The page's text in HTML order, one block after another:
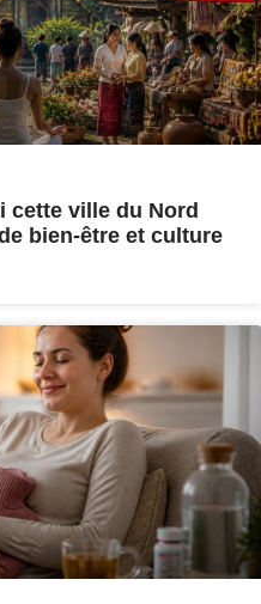
cette ville du Nord
bien-être et culture